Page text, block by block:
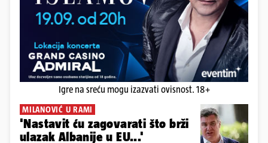
Igre na sreću mogu izazvati ovisnost. 18+
MILANOVIĆ U RAMI
'Nastavit ću zagovarati što brži
ulazak Albanije u EU...'